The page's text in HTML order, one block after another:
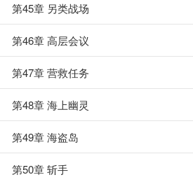
第45章 另类战场
第46章 高层会议
第47章 营救任务
第48章 海上幽灵
第49章 海盗岛
第50章 斩手